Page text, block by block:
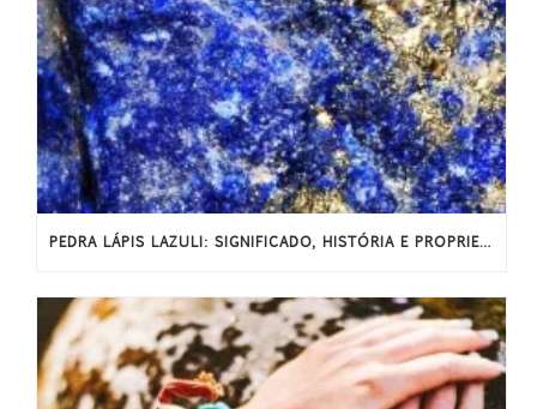
PEDRA LÁPIS LAZULI: SIGNIFICADO, HISTÓRIA E PROPRIEDADES ENERGÉTICAS